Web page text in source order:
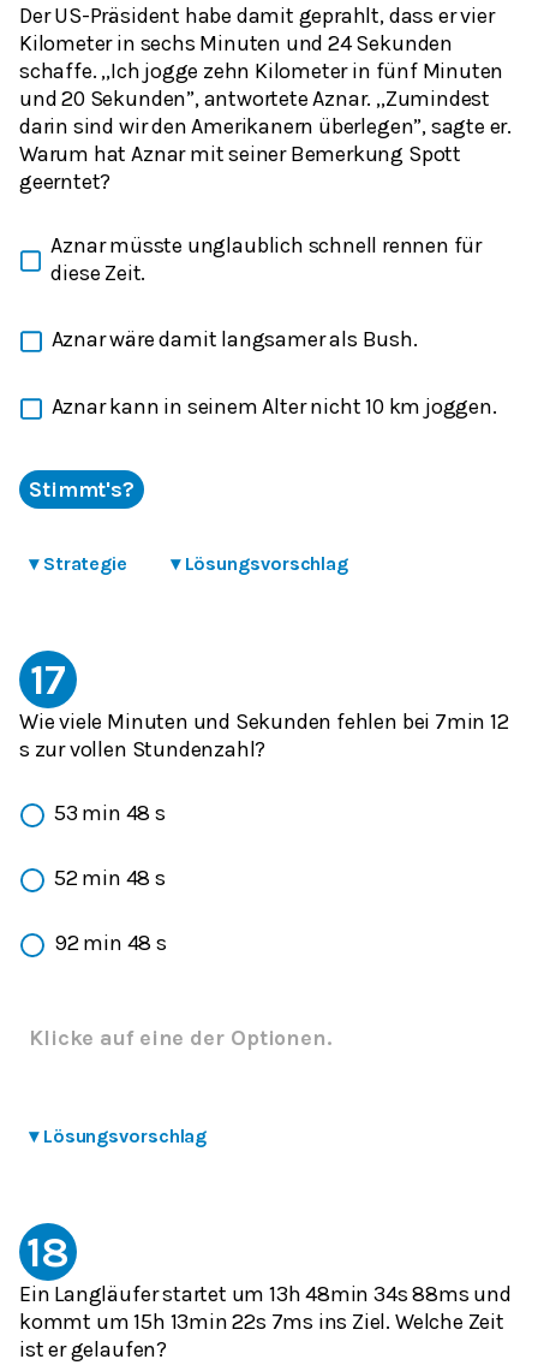
Der US-Präsident habe damit geprahlt, dass er vier
Kilometer in sechs Minuten und 24 Sekunden
schaffe. ,,Ich jogge zehn Kilometer in fünf Minuten
und 20 Sekunden”, antwortete Aznar. ,,Zumindest
darin sind wir den Amerikanern überlegen”, sagte er.
Warum hat Aznar mit seiner Bemerkung Spott
geerntet?
Aznar müsste unglaublich schnell rennen für
diese Zeit.
Aznar wäre damit langsamer als Bush.
Aznar kann in seinem Alter nicht 10 km joggen.
Stimmt's?
▾ Strategie ▾ Lösungsvorschlag
17
Wie viele Minuten und Sekunden fehlen bei 7min 12
s zur vollen Stundenzahl?
53 min 48 s
52 min 48 s
92 min 48 s
Klicke auf eine der Optionen.
▾ Lösungsvorschlag
18
Ein Langläufer startet um 13h 48min 34s 88ms und
kommt um 15h 13min 22s 7ms ins Ziel. Welche Zeit
ist er gelaufen?